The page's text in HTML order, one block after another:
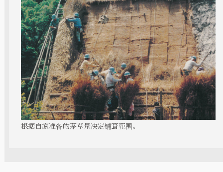
根据自家准备的茅草量决定铺葺范围。